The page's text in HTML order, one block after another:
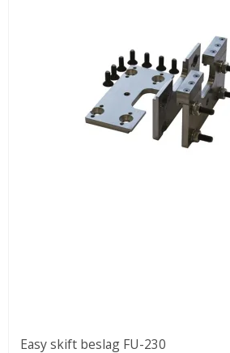
Easy skift beslag FU-230